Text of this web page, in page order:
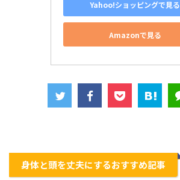
Yahoo!ショッピングで見る
Amazonで見る
身体と頭を丈夫にするおすすめ記事